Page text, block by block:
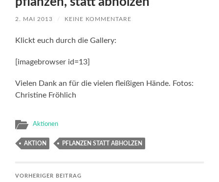
2. MAI 2013 / KEINE KOMMENTARE
Klickt euch durch die Gallery:
[imagebrowser id=13]
Vielen Dank an für die vielen fleißigen Hände. Fotos:
Christine Fröhlich
Aktionen
AKTION PFLANZEN STATT ABHOLZEN
VORHERIGER BEITRAG